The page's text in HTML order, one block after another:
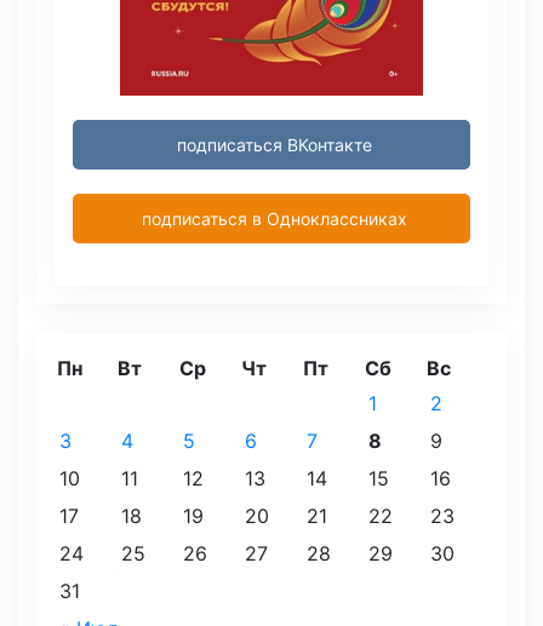
подписаться ВКонтакте
подписаться в Одноклассниках
Пн Вт Ср Чт Пт Сб Вс
1
2
3
4 5 6 7 8
9
10
11 12 13 14 15
16
17
18 19 20 21 22
23
24
25 26 27 28 29
30
31